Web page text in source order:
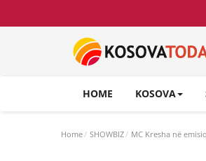
HOME KOSOVA
Home SHOWBIZ MC Kresha në